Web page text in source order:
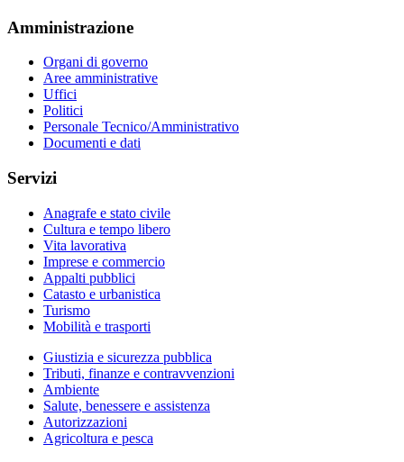
Amministrazione
Organi di governo
Aree amministrative
Uffici
Politici
Personale Tecnico/Amministrativo
Documenti e dati
Servizi
Anagrafe e stato civile
Cultura e tempo libero
Vita lavorativa
Imprese e commercio
Appalti pubblici
Catasto e urbanistica
Turismo
Mobilità e trasporti
Giustizia e sicurezza pubblica
Tributi, finanze e contravvenzioni
Ambiente
Salute, benessere e assistenza
Autorizzazioni
Agricoltura e pesca